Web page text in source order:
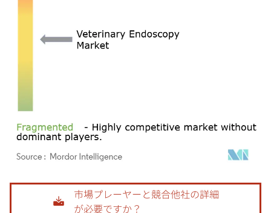
画像 © Mordor Intelligence。再利用にはCC BY 4.0の表示が必要です。